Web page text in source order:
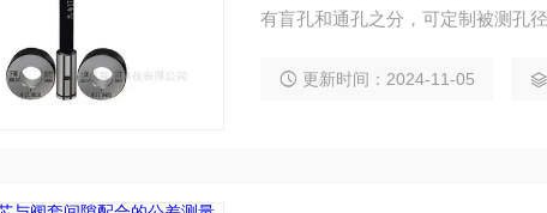
有盲孔和通孔之分，可定制被测孔
更新时间：2024-11-05